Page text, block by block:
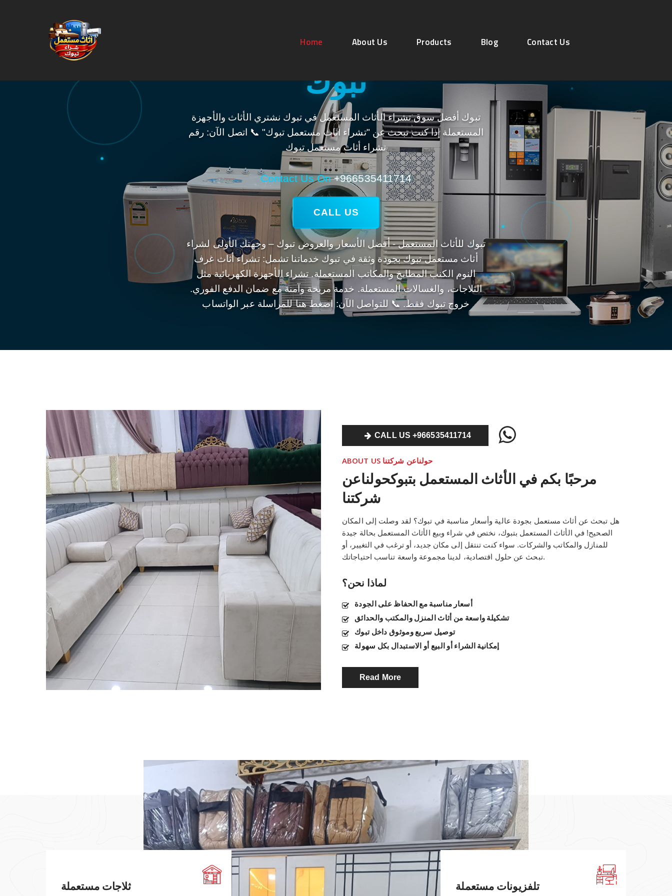
Home About Us Products Blog Contact Us رقم شراء اثاث مستعمل
تبوك
تبوك أفضل سوق تشراء الأثاث المستعمل في تبوك نشتري الأثاث والأجهزة
المستعملة إذا كنت تبحث عن "تشراء أثاث مستعمل تبوك" 📞 اتصل الآن: رقم
تشراء أثاث مستعمل تبوك
Contact Us On+966535411714
CALL US
تبوك للأثاث المستعمل - أفضل الأسعار والعروض تبوك – وجهتك الأولى لشراء
أثاث مستعمل تبوك بجودة وثقة في تبوك خدماتنا تشمل: تشراء أثاث غرف
النوم الكنب المطابخ والمكاتب المستعملة. تشراء الأجهزة الكهربائية مثل
الثلاجات، والغسالات المستعملة. خدمة مريحة وآمنة مع ضمان الدفع الفوري.
خروج تبوك فقط. 📞 للتواصل الآن: اضغط هنا للمراسلة عبر الواتساب
CALL US +966535411714‬
ABOUT US حولناعن شركتنا
مرحبًا بكم في الأثاث المستعمل بتبوكحولناعن
شركتنا
هل تبحث عن أثاث مستعمل بجودة عالية وأسعار مناسبة في تبوك؟ لقد وصلت إلى المكان
الصحيح! في الأثاث المستعمل بتبوك، نختص في شراء وبيع الأثاث المستعمل بحالة جيدة
للمنازل والمكاتب والشركات. سواء كنت تنتقل إلى مكان جديد، أو ترغب في التغيير، أو
تبحث عن حلول اقتصادية، لدينا مجموعة واسعة تناسب احتياجاتك.
لماذا نحن؟
أسعار مناسبة مع الحفاظ على الجودة
تشكيلة واسعة من أثاث المنزل والمكتب والحدائق
توصيل سريع وموثوق داخل تبوك
إمكانية الشراء أو البيع أو الاستبدال بكل سهولة
Read More
ثلاجات مستعملة تلفزيونات مستعملة